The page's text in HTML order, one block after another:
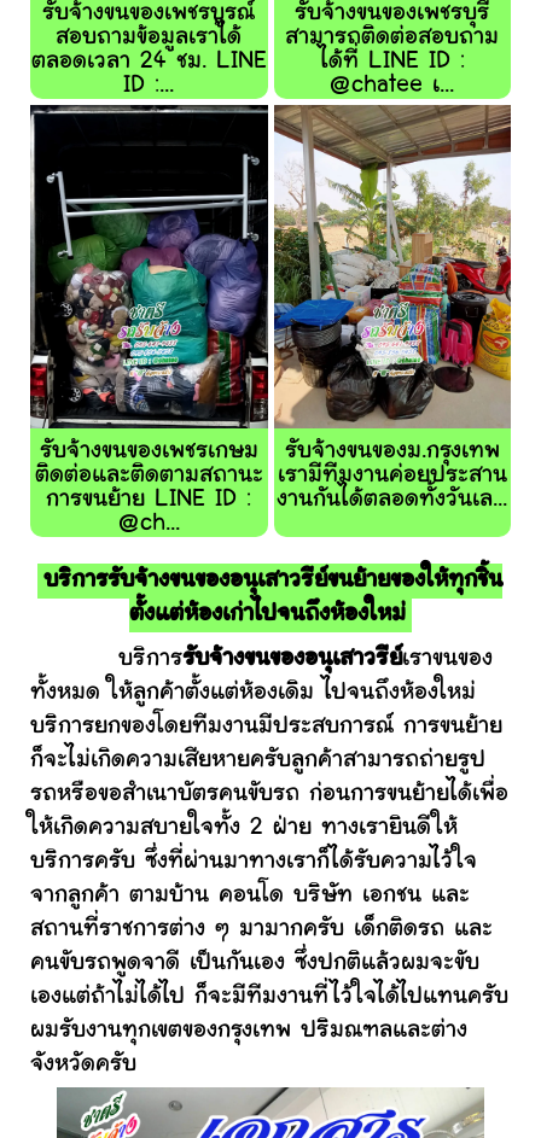
รับจ้างขนของเพชรบูรณ์
สอบถามข้อมูลเราได้
ตลอดเวลา 24 ชม. LINE
ID :...
รับจ้างขนของเพชรบุรี
สามารถติดต่อสอบถาม
ได้ที่ LINE ID :
@chatee เ...
รับจ้างขนของเพชรเกษม
ติดต่อและติดตามสถานะ
การขนย้าย LINE ID :
@ch...
รับจ้างขนของม.กรุงเทพ
เรามีทีมงานค่อยประสาน
งานกันได้ตลอดทั้งวันเล...
บริการรับจ้างขนของอนุเสาวรีย์ขนย้ายของให้ทุกชิ้น
ตั้งแต่ห้องเก่าไปจนถึงห้องใหม่
บริการรับจ้างขนของอนุเสาวรีย์เราขนของ
ทั้งหมด ให้ลูกค้าตั้งแต่ห้องเดิม ไปจนถึงห้องใหม่
บริการยกของโดยทีมงานมีประสบการณ์ การขนย้าย
ก็จะไม่เกิดความเสียหายครับลูกค้าสามารถถ่ายรูป
รถหรือขอสำเนาบัตรคนขับรถ ก่อนการขนย้ายได้เพื่อ
ให้เกิดความสบายใจทั้ง 2 ฝ่าย ทางเรายินดีให้
บริการครับ ซึ่งที่ผ่านมาทางเราก็ได้รับความไว้ใจ
จากลูกค้า ตามบ้าน คอนโด บริษัท เอกชน และ
สถานที่ราชการต่าง ๆ มามากครับ เด็กติดรถ และ
คนขับรถพูดจาดี เป็นกันเอง ซึ่งปกติแล้วผมจะขับ
เองแต่ถ้าไม่ได้ไป ก็จะมีทีมงานที่ไว้ใจได้ไปแทนครับ
ผมรับงานทุกเขตของกรุงเทพ ปริมณฑลและต่าง
จังหวัดครับ